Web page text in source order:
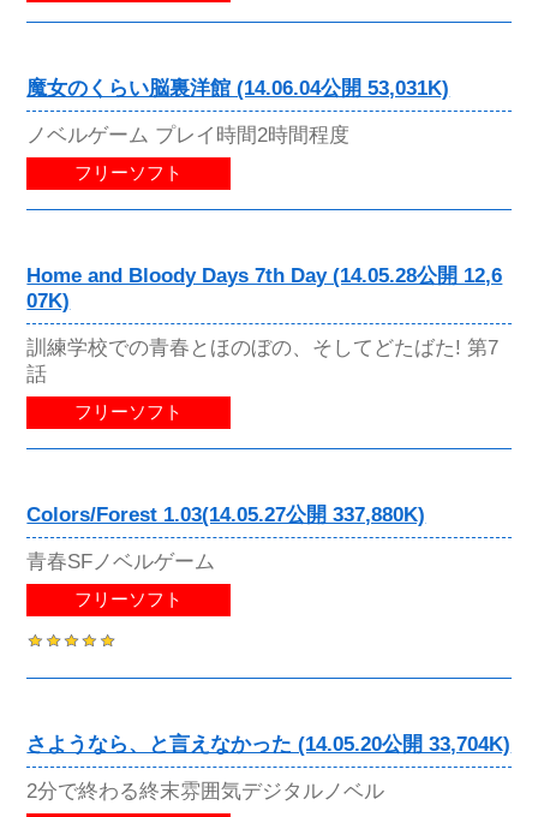
魔女のくらい脳裏洋館 (14.06.04公開 53,031K)
ノベルゲーム プレイ時間2時間程度
フリーソフト
Home and Bloody Days 7th Day (14.05.28公開 12,6
07K)
訓練学校での青春とほのぼの、そしてどたばた! 第7
話
フリーソフト
Colors/Forest 1.03(14.05.27公開 337,880K)
青春SFノベルゲーム
フリーソフト
さようなら、と言えなかった (14.05.20公開 33,704K)
2分で終わる終末雰囲気デジタルノベル